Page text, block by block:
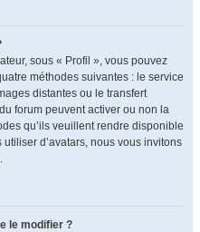
sous « Profil », vous pouvez
méthodes suivantes : le service
distantes ou le transfert
forum peuvent activer ou non la
qu’ils veuillent rendre disponible
d’avatars, nous vous invitons
le modifier ?